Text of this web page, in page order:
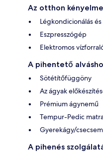
Az otthon kényelme
Légkondicionálás
Eszpresszógép
Elektromos
A pihentető
Sötétítőfüggöny
Az ágyak
Prémium ágynemű
Tempur-Pedic
Gyerekágy/
A pihenés